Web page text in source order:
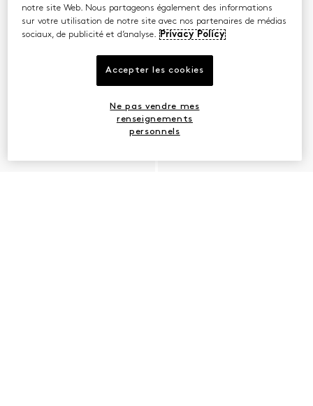
notre site Web. Nous partageons également des informations
sur votre utilisation de notre site avec nos partenaires de médias
sociaux, de publicité et d’analyse. Privacy Policy
Accepter les cookies
Ne pas vendre mes
renseignements
personnels